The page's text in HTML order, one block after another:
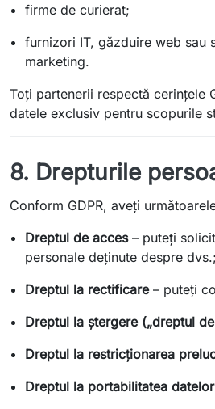
firme de curierat;
furnizori IT, găzduire web sau
marketing.
Toți partenerii respectă cerințele
datele exclusiv pentru scopurile
8. Drepturile
Conform GDPR, aveți
Dreptul de acces– puteți
personale deținute despre dvs.;
Dreptul la rectificare– puteți
Dreptul la ștergere („dreptul
Dreptul la restricționarea
Dreptul la portabilitatea datelor